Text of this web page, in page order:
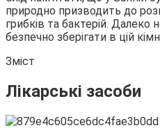
природно призводить до
грибків та бактерій.
безпечно зберігати в цій
Зміст
Лікарські засоби